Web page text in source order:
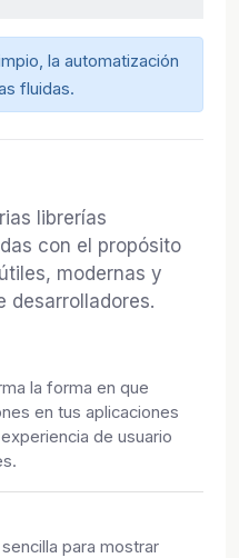
la automatización
fluidas.
librerías
con el propósito
modernas y
desarrolladores.
la forma en que
en tus aplicaciones
de usuario
para mostrar